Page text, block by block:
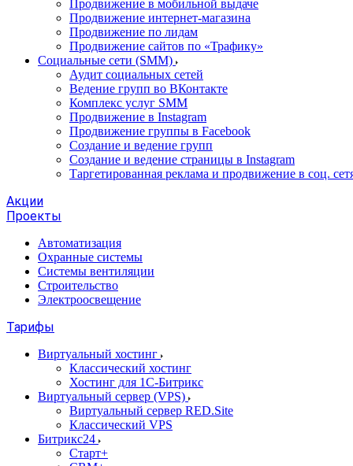
Продвижение в мобильной выдаче
Продвижение интернет-магазина
Продвижение по лидам
Продвижение сайтов по «Трафику»
Социальные сети (SMM)
Аудит социальных сетей
Ведение групп во ВКонтакте
Комплекс услуг SMM
Продвижение в Instagram
Продвижение группы в Facebook
Создание и ведение групп
Создание и ведение страницы в Instagram
Таргетированная реклама и продвижение в соц.
Акции
Проекты
Автоматизация
Охранные системы
Системы вентиляции
Строительство
Электроосвещение
Тарифы
Виртуальный хостинг
Классический хостинг
Хостинг для 1С-Битрикс
Виртуальный сервер (VPS)
Виртуальный сервер RED.Site
Классический VPS
Битрикс24
Старт+